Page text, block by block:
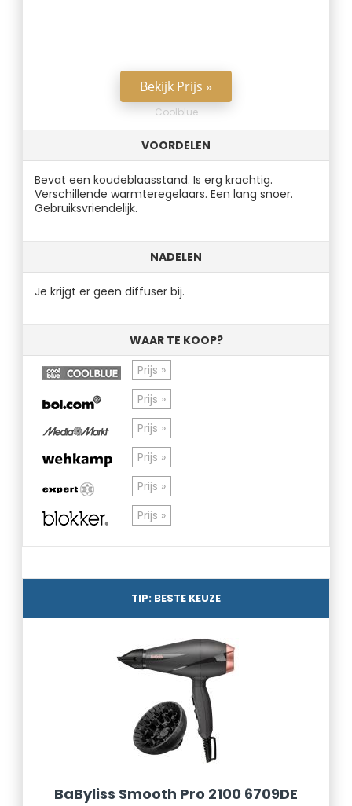
Bekijk Prijs »
Coolblue
VOORDELEN
Bevat een koudeblaasstand. Is erg krachtig.
Verschillende warmteregelaars. Een lang snoer.
Gebruiksvriendelijk.
NADELEN
Je krijgt er geen diffuser bij.
WAAR TE KOOP?
Prijs »
Prijs »
Prijs »
Prijs »
Prijs »
Prijs »
TIP: BESTE KEUZE
BaByliss Smooth Pro 2100 6709DE